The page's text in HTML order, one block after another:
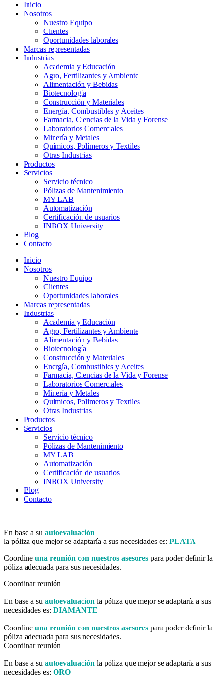
Inicio
Nosotros
Nuestro Equipo
Clientes
Oportunidades laborales
Marcas representadas
Industrias
Academia y Educación
Agro, Fertilizantes y Ambiente
Alimentación y Bebidas
Biotecnología
Construcción y Materiales
Energía, Combustibles y Aceites
Farmacia, Ciencias de la Vida y Forense
Laboratorios Comerciales
Minería y Metales
Químicos, Polímeros y Textiles
Otras Industrias
Productos
Servicios
Servicio técnico
Pólizas de Mantenimiento
MY LAB
Automatización
Certificación de usuarios
INBOX University
Blog
Contacto
Inicio
Nosotros
Nuestro Equipo
Clientes
Oportunidades laborales
Marcas representadas
Industrias
Academia y Educación
Agro, Fertilizantes y Ambiente
Alimentación y Bebidas
Biotecnología
Construcción y Materiales
Energía, Combustibles y Aceites
Farmacia, Ciencias de la Vida y Forense
Laboratorios Comerciales
Minería y Metales
Químicos, Polímeros y Textiles
Otras Industrias
Productos
Servicios
Servicio técnico
Pólizas de Mantenimiento
MY LAB
Automatización
Certificación de usuarios
INBOX University
Blog
Contacto
En base a su autoevaluación
la póliza que mejor se adaptaría a sus necesidades es: PLATA
Coordine una reunión con nuestros asesores para poder definir la
póliza adecuada para sus necesidades.
Coordinar reunión
En base a su autoevaluación la póliza que mejor se adaptaría a sus
necesidades es: DIAMANTE
Coordine una reunión con nuestros asesores para poder definir la
póliza adecuada para sus necesidades.
Coordinar reunión
En base a su autoevaluación la póliza que mejor se adaptaría a sus
necesidades es: ORO